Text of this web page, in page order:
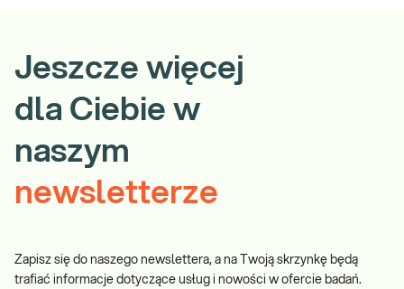
Jeszcze więcej
dla Ciebie w
naszym
newsletterze
Zapisz się do naszego newslettera, a na Twoją skrzynkę będą
trafiać informacje dotyczące usług i nowości w ofercie badań.